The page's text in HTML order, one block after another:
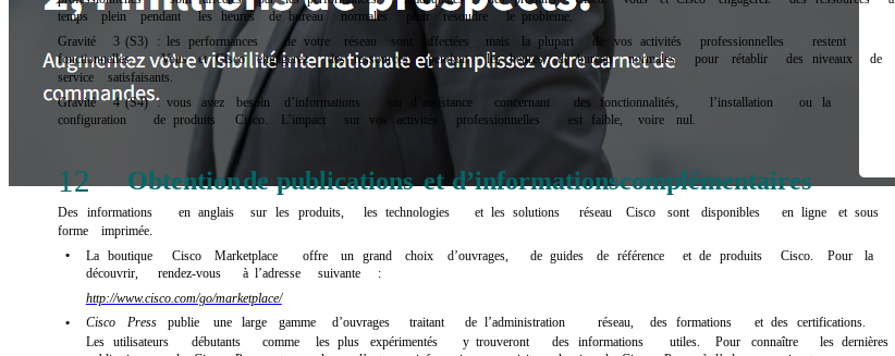
temps
plein pendant les heures de bureau normales pour résoudre le problème.
Gravité
3 (S3) : les performances de votre réseau sont affectées mais la plupart de vos activités professionnelles
restent
fonctionnelles.
Vous et Cisco engagerez des ressources pendant les heures de bureau normales pour rétablir des niveaux
de
service
satisfaisants.
Gravité
4 (S4) : vous avez besoin d’informations d’assistance concernant des fonctionnalités, l’installation ou
la
configuration
de produits Cisco. L’impact sur vos activités professionnelles est faible, voire nul.
12 Obtentionde publications et d’informationscomplémentaires
Des informations en anglais sur les produits, les technologies et les solutions réseau Cisco sont disponibles en ligne et sous
forme
imprimée.
•
La boutique Cisco Marketplace offre un grand choix d’ouvrages, de guides de référence et de produits Cisco. Pour
la
découvrir,
rendez-vous à l’adresse suivante
:
http://www.cisco.com/go/marketplace/
•
Cisco Press publie une large gamme d’ouvrages traitant de l’administration réseau, des formations et des
certifications.
Les utilisateurs débutants comme les plus expérimentés y trouveront des informations utiles. Pour connaître les dernières